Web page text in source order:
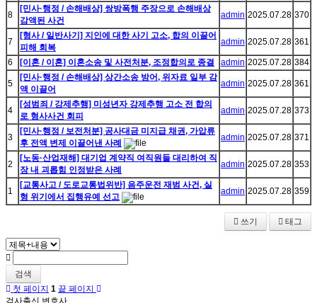
8
[민사·행정 / 손해배상] 쌍방폭행 주장으로 손해배상
감액된 사건
admin 2025.07.28 370
7
[형사 / 일반사기] 지인에 대한 사기 고소, 합의 이끌어
피해 회복
admin 2025.07.28 361
6 [이혼 / 이혼] 이혼소송 및 사전처분, 조정합의로 종결 admin 2025.07.28 384
5
[민사·행정 / 손해배상] 상간소송 방어, 위자료 일부 감
액 이끌어
admin 2025.07.28 361
4
[성범죄 / 강제추행] 미성년자 강제추행 고소 전 합의
로 형사사건 회피
admin 2025.07.28 373
3
[민사·행정 / 보전처분] 공사대금 미지급 채권, 가압류
후 전액 변제 이끌어낸 사례
admin 2025.07.28 371
2
[노동·산업재해] 대기업 계약직 여직원들 대리하여 직
장 내 괴롭힘 인정받은 사례
admin 2025.07.28 353
1
[교통사고 / 도로교통법위반] 음주운전 재범 사건, 실
형 위기에서 집행유예 선고
admin 2025.07.28 359
쓰기 태그
검색
첫 페이지 1 끝 페이지